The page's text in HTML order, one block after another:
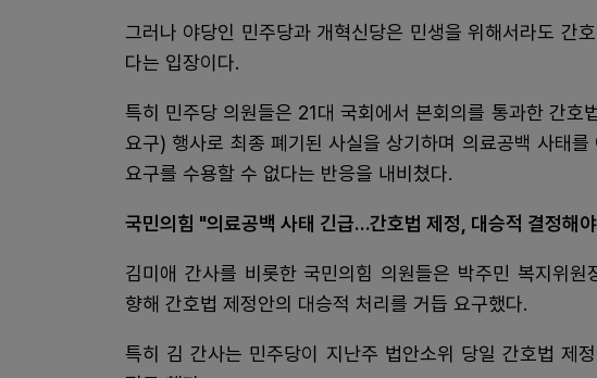
그러나 야당인 민주당과 개혁신당은 민생을 위해서라도 간
다는 입장이다.
특히 민주당 의원들은 21대 국회에서 본회의를 통과한 간호
요구) 행사로 최종 폐기된 사실을 상기하며 의료공백 사태
요구를 수용할 수 없다는 반응을 내비쳤다.
국민의힘 "의료공백 사태 긴급…간호법 제정, 대승적 결정해
김미애 간사를 비롯한 국민의힘 의원들은 박주민 복지위
향해 간호법 제정안의 대승적 처리를 거듭 요구했다.
특히 김 간사는 민주당이 지난주 법안소위 당일 간호법 제